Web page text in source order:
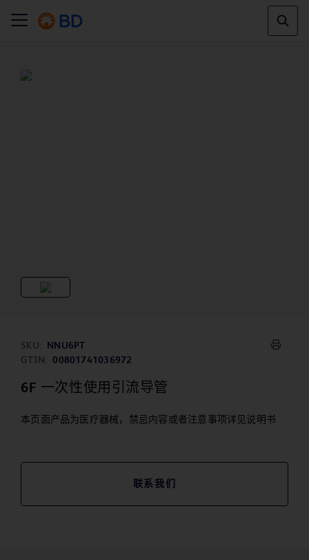
SKU:
NNU6PT
GTIN:
00801741036972
6F 一次性使用引流导管
本页面产品为医疗器械，禁忌内容或者注意事项详见说明书
联系我们